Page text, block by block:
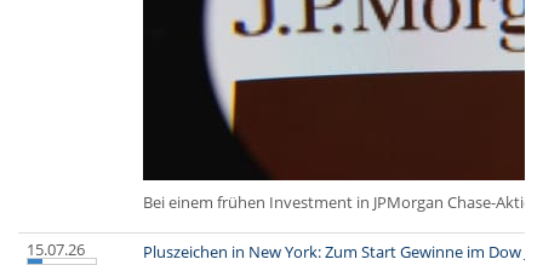
Bei einem frühen Investment in JPMorgan Chase-
15.07.26
Pluszeichen in New York: Zum Start Gewinne im Dow